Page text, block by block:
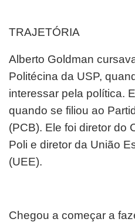
TRAJETÓRIA
Alberto Goldman
Politécina da USP,
interessar pela política.
quando se filiou ao
(PCB). Ele foi diretor do
Poli e diretor da União
(UEE).
Chegou a começar a